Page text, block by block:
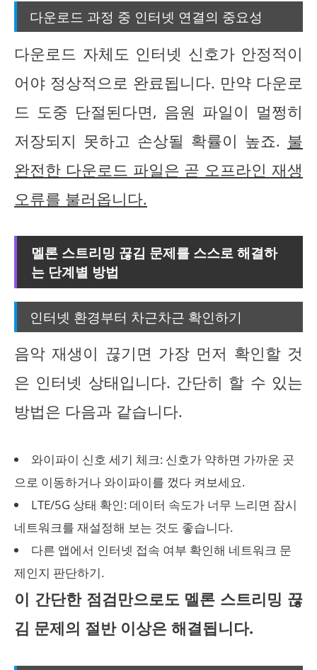
다운로드 과정 중 인터넷 연결의 중요성
다운로드 자체도 인터넷 신호가 안정적이
어야 정상적으로 완료됩니다. 만약 다운로
드 도중 단절된다면, 음원 파일이 멀쩡히
저장되지 못하고 손상될 확률이 높죠. 불
완전한 다운로드 파일은 곧 오프라인 재생
오류를 불러옵니다.
멜론 스트리밍 끊김 문제를 스스로 해결하
는 단계별 방법
인터넷 환경부터 차근차근 확인하기
음악 재생이 끊기면 가장 먼저 확인할 것
은 인터넷 상태입니다. 간단히 할 수 있는
방법은 다음과 같습니다.
와이파이 신호 세기 체크: 신호가 약하면 가까운 곳
으로 이동하거나 와이파이를 껐다 켜보세요.
LTE/5G 상태 확인: 데이터 속도가 너무 느리면 잠시
네트워크를 재설정해 보는 것도 좋습니다.
다른 앱에서 인터넷 접속 여부 확인해 네트워크 문
제인지 판단하기.
이 간단한 점검만으로도 멜론 스트리밍 끊
김 문제의 절반 이상은 해결됩니다.